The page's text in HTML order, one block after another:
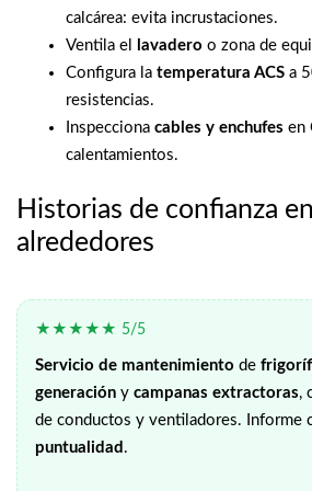
calcárea: evita incrustaciones.
Ventila el
lavadero o zona de
Configura la temperatura ACS a
resistencias.
Inspecciona cables y enchufes en
calentamientos.
Historias de confianza
alrededores
★★★★★ 5/5
Servicio de mantenimiento de
generación y campanas extractoras,
de conductos y ventiladores. Informe
puntualidad .